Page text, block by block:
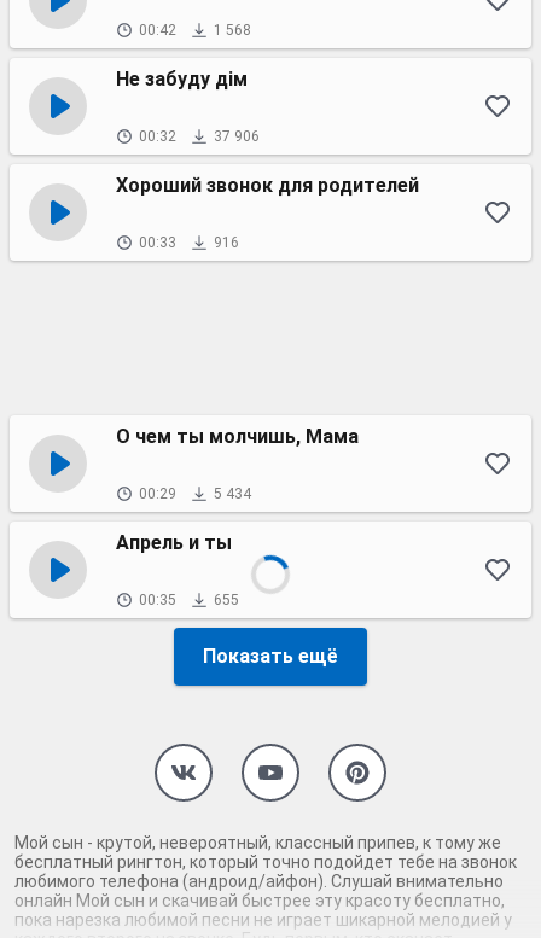
00:42 1 568
Не забуду дім
00:32 37 906
Хороший звонок для родителей
00:33 916
О чем ты молчишь, Мама
00:29 5 434
Апрель и ты
00:35 655
Показать ещё
Мой сын - крутой, невероятный, классный припев, к тому же
бесплатный рингтон, который точно подойдет тебе на звонок
любимого телефона (андроид/айфон). Слушай внимательно
онлайн Мой сын и скачивай быстрее эту красоту бесплатно,
пока нарезка любимой песни не играет шикарной мелодией у